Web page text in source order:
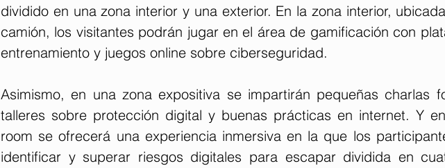
dividido en una zona interior y una exterior. En la zona interior,
camión, los visitantes podrán jugar en el área de gamificación con
entrenamiento y juegos online sobre ciberseguridad.
Asimismo, en una zona expositiva se impartirán pequeñas charlas
talleres sobre protección digital y buenas prácticas en internet. Y
room se ofrecerá una experiencia inmersiva en la que los
identificar y superar riesgos digitales para escapar dividida en